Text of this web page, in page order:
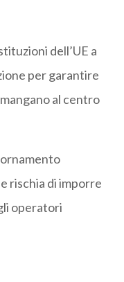
dell’UE a
per garantire
al centro
rischia di imporre
operatori